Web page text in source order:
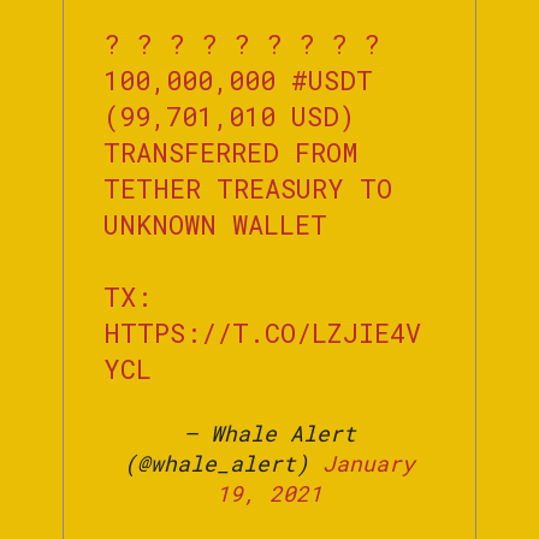
? ? ? ? ? ? ? ? ?
100,000,000 #USDT
(99,701,010 USD)
TRANSFERRED FROM
TETHER TREASURY TO
UNKNOWN WALLET
TX:
HTTPS://T.CO/LZJIE4V
YCL
— Whale Alert
(@whale_alert) January
19, 2021